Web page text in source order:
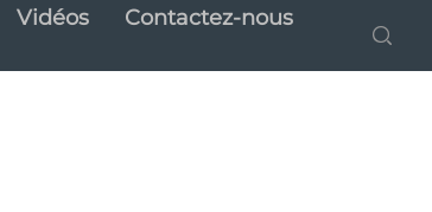
Vidéos
Contactez-nous